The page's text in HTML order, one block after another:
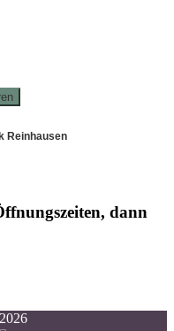
Reinhausen
dann